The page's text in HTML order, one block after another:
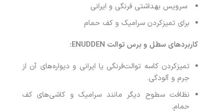
سرویس بهداشتی فرنگی و ایرانی
برای تمیزکردن سرامیک و کف حمام
کاربردهای سطل و برس توالت ENUDDEN
:
تمیزکردن کاسه توالت‌فرنگی یا ایرانی و دیواره‌های آن از
جرم و آلودگی.
نظافت سطوح دیگر مانند سرامیک و کاشی‌های کف
حمام.